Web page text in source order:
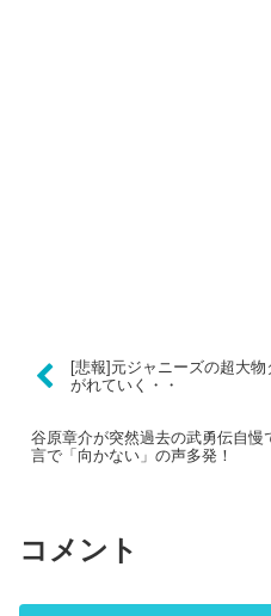
[悲報]元ジャニーズの超大
がれていく・・
谷原章介が突然過去の武勇伝自
言で「向かない」の声多発！
コメント